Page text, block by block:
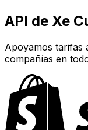
API de Xe
Apoyamos tarifas
compañías en